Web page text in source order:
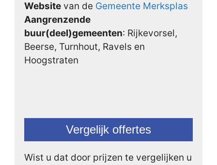
Website van de Gemeente Merksplas
Aangrenzende
buur(deel)gemeenten: Rijkevorsel,
Beerse, Turnhout, Ravels en
Hoogstraten
Vergelijk offertes
Wist u dat door prijzen te vergelijken u